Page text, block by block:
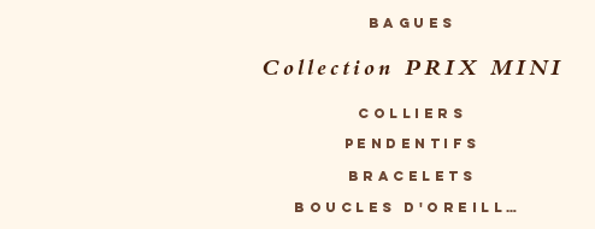
Bagues
Collection PRIX MINI
Colliers
Pendentifs
Bracelets
Boucles d'oreilles